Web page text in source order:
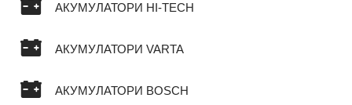
АКУМУЛАТОРИ HI-TECH
АКУМУЛАТОРИ VARTA
АКУМУЛАТОРИ BOSCH